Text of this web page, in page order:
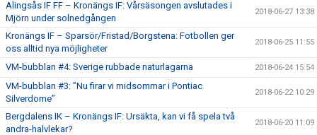
Alingsås IF FF – Kronängs IF: Vårsäsongen avslutades i
Mjörn under solnedgången
2018-06-27 13:38
Kronängs IF – Sparsör/Fristad/Borgstena: Fotbollen ger
oss alltid nya möjligheter
2018-06-25 11:55
VM-bubblan #4: Sverige rubbade naturlagarna 2018-06-24 15:54
VM-bubblan #3: ”Nu firar vi midsommar i Pontiac
Silverdome”
2018-06-22 10:29
Bergdalens IK – Kronängs IF: Ursäkta, kan vi få spela två
andra-halvlekar?
2018-06-20 11:09